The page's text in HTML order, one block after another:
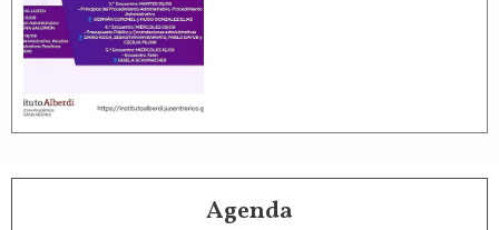
Agenda